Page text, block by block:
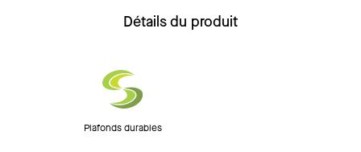
Détails du produit
Plafonds durables